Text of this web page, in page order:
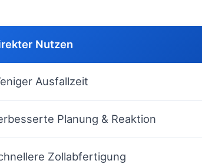
Nutzen
Ausfallzeit
Planung & Reaktion
Zollabfertigung